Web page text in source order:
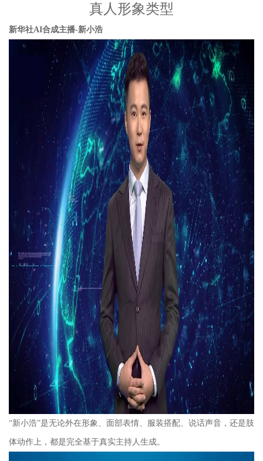
真人形象类型
新华社AI合成主播-新小浩
“新小浩”是无论外在形象、面部表情、服装搭配、说话声音，还是肢
体动作上，都是完全基于真实主持人生成。